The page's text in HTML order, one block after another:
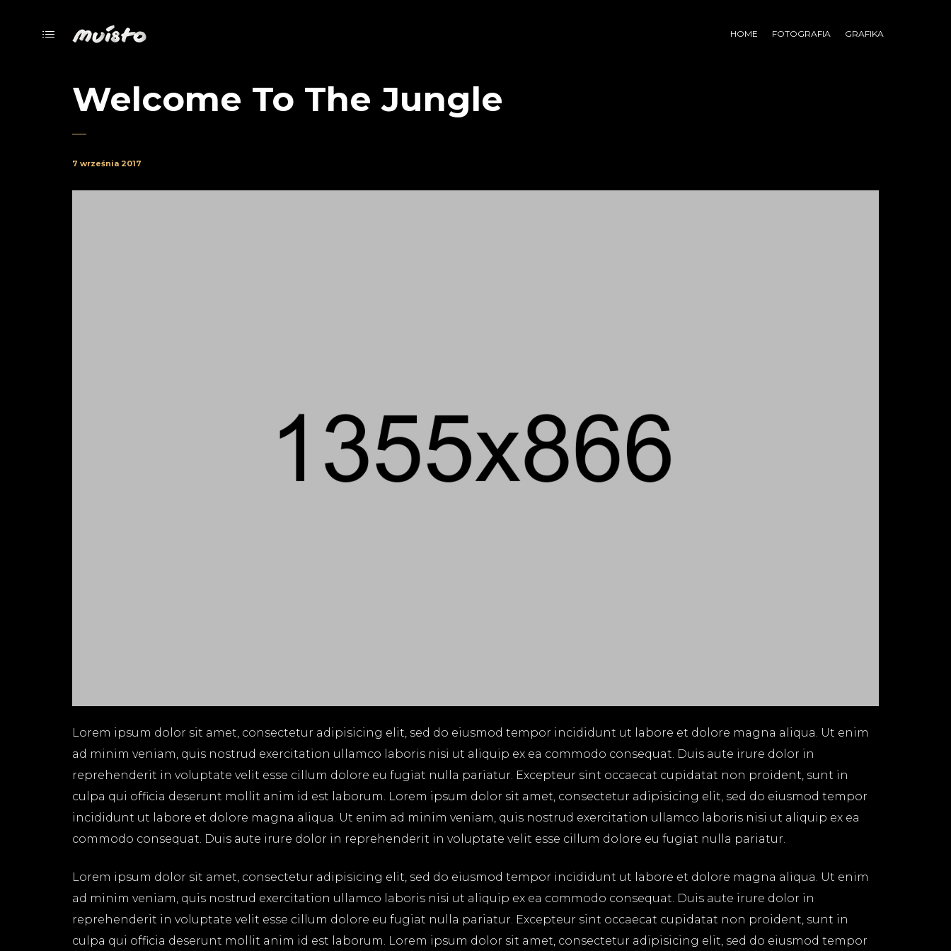
HOME FOTOGRAFIA GRAFIKA
Welcome To The Jungle
7 września 2017
Lorem ipsum dolor sit amet, consectetur adipisicing elit, sed do eiusmod tempor incididunt ut labore et dolore magna aliqua. Ut enim
ad minim veniam, quis nostrud exercitation ullamco laboris nisi ut aliquip ex ea commodo consequat. Duis aute irure dolor in
reprehenderit in voluptate velit esse cillum dolore eu fugiat nulla pariatur. Excepteur sint occaecat cupidatat non proident, sunt in
culpa qui officia deserunt mollit anim id est laborum. Lorem ipsum dolor sit amet, consectetur adipisicing elit, sed do eiusmod tempor
incididunt ut labore et dolore magna aliqua. Ut enim ad minim veniam, quis nostrud exercitation ullamco laboris nisi ut aliquip ex ea
commodo consequat. Duis aute irure dolor in reprehenderit in voluptate velit esse cillum dolore eu fugiat nulla pariatur.
Lorem ipsum dolor sit amet, consectetur adipisicing elit, sed do eiusmod tempor incididunt ut labore et dolore magna aliqua. Ut enim
ad minim veniam, quis nostrud exercitation ullamco laboris nisi ut aliquip ex ea commodo consequat. Duis aute irure dolor in
reprehenderit in voluptate velit esse cillum dolore eu fugiat nulla pariatur. Excepteur sint occaecat cupidatat non proident, sunt in
culpa qui officia deserunt mollit anim id est laborum. Lorem ipsum dolor sit amet, consectetur adipisicing elit, sed do eiusmod tempor